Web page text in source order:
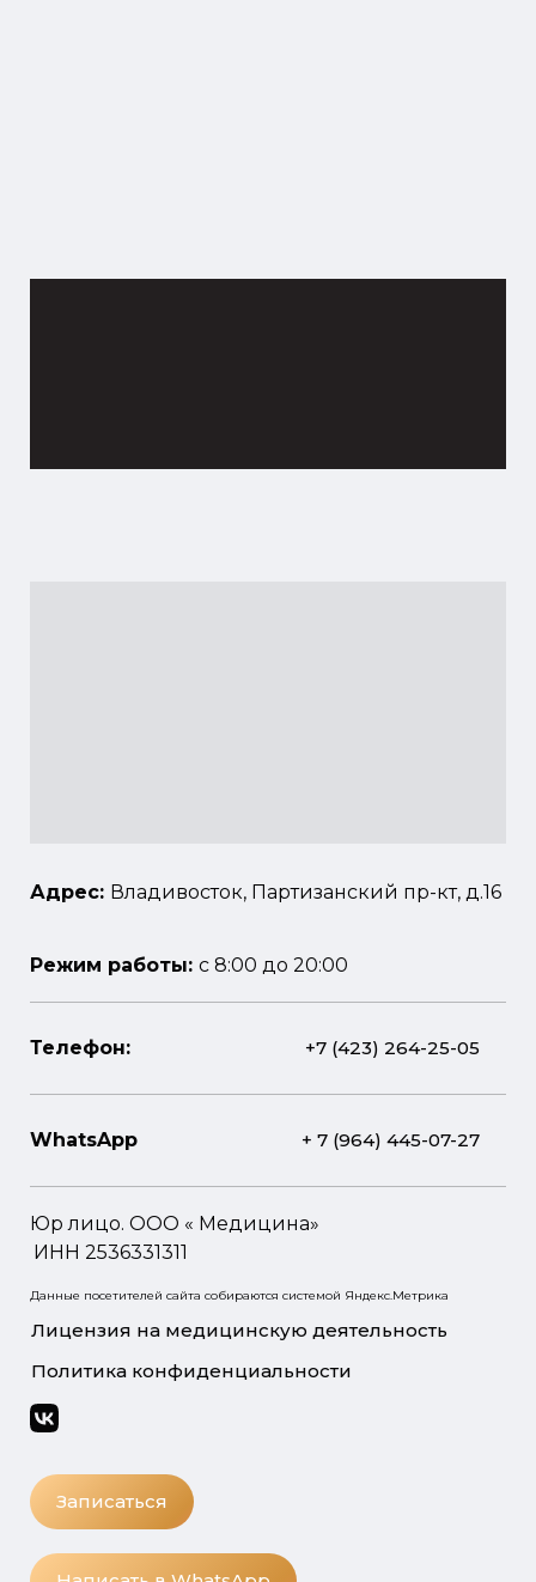
Адрес: Владивосток, Партизанский пр-кт, д.16
Режим работы: с 8:00 до 20:00
+7 (423) 264-25-05
Телефон:
+ 7 (964) 445-07-27
WhatsApp
Юр лицо. ООО « Медицина»
ИНН 2536331311
Данные посетителей сайта собираются системой Яндекс.Метрика
Лицензия на медицинскую деятельность
Политика конфиденциальности
Записаться